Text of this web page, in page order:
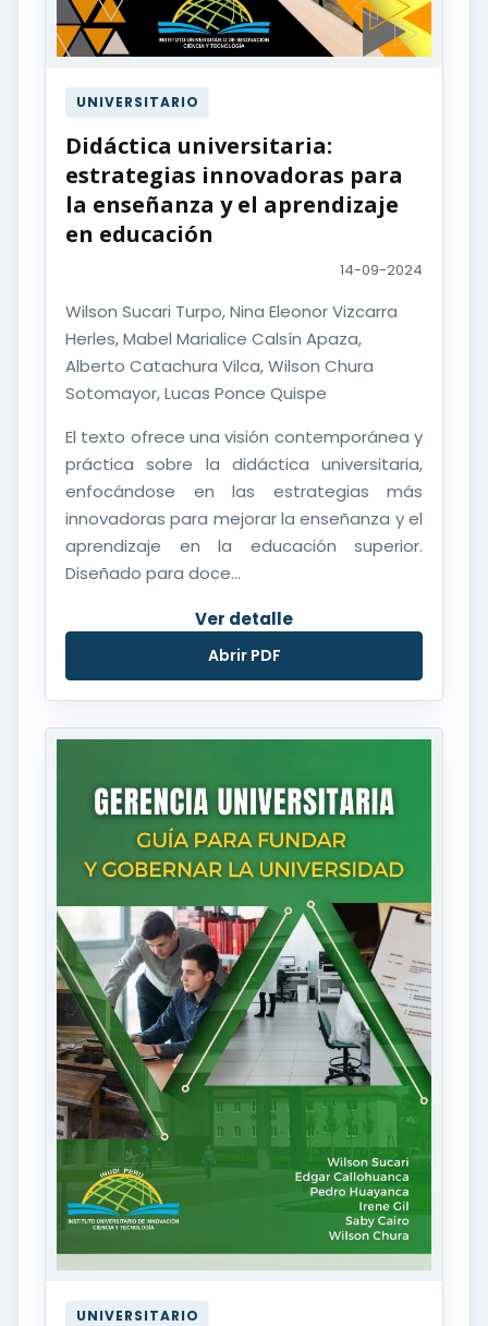
UNIVERSITARIO
Didáctica universitaria:
estrategias innovadoras para
la enseñanza y el aprendizaje
en educación
14-09-2024
Wilson Sucari Turpo, Nina Eleonor Vizcarra
Herles, Mabel Marialice Calsín Apaza,
Alberto Catachura Vilca, Wilson Chura
Sotomayor, Lucas Ponce Quispe
El texto ofrece una visión contemporánea y
práctica sobre la didáctica universitaria,
enfocándose en las estrategias más
innovadoras para mejorar la enseñanza y el
aprendizaje en la educación superior.
Diseñado para doce...
Ver detalle
Abrir PDF
UNIVERSITARIO